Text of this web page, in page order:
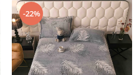
-22%